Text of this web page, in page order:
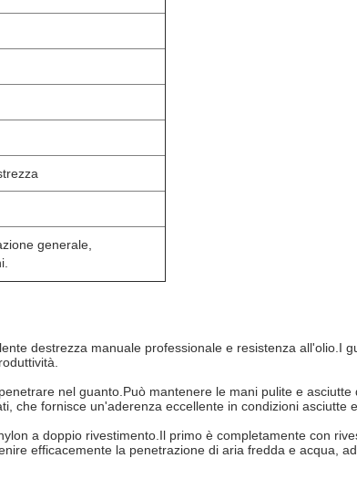
generale,
destrezza manuale professionale e resistenza all'olio.I
nel guanto.Può mantenere le mani pulite e
che fornisce un'aderenza eccellente in condizioni asciutte
a doppio rivestimento.Il primo è completamente con
efficacemente la penetrazione di aria fredda e acqua,